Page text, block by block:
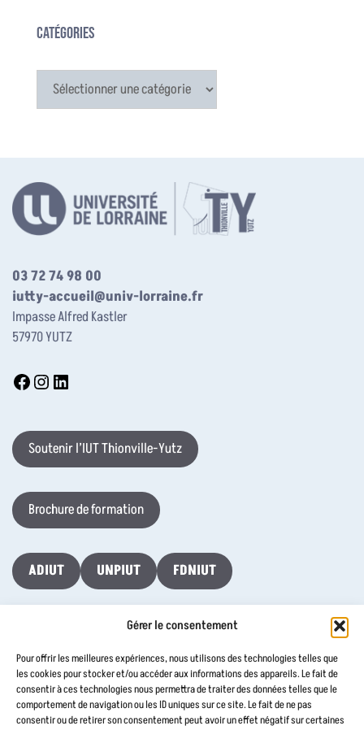
Gérer le consentement
Pour offrir les meilleures expériences, nous utilisons des technologies telles que
les cookies pour stocker et/ou accéder aux informations des appareils. Le fait de
consentir à ces technologies nous permettra de traiter des données telles que le
comportement de navigation ou les ID uniques sur ce site. Le fait de ne pas
consentir ou de retirer son consentement peut avoir un effet négatif sur certaines
Catégories
Catégories
03 72 74 98 00
iutty-accueil@univ-lorraine.fr
Impasse Alfred Kastler
57970 YUTZ
Soutenir l’IUT Thionville-Yutz
Brochure de formation
ADIUT UNPIUT FDNIUT
Contactez-nous